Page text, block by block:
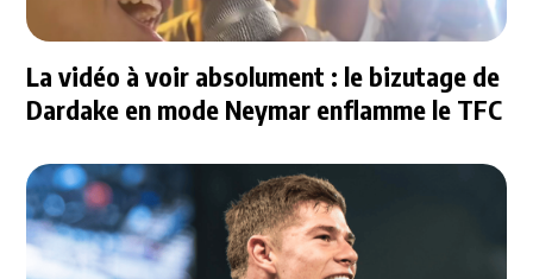
La vidéo à voir absolument : le bizutage de
Dardake en mode Neymar enflamme le TFC